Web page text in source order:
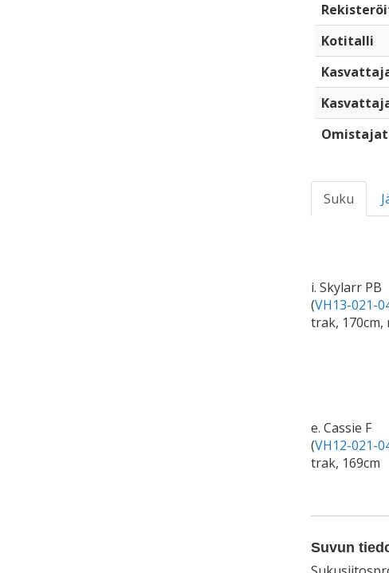
Kotitalli
Omistajat
Suku
i. Skylarr PB
(VH13-021-
trak, 170cm,
e. Cassie F
(VH12-021-
trak, 169cm
Suvun